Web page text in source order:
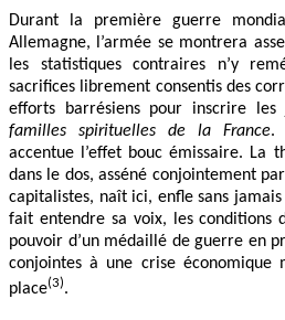
Durant la première guerre
Allemagne, l’armée se montrera
les statistiques contraires n’y
sacrifices librement consentis des
efforts barrésiens pour inscrire les
familles spirituelles de la France.
accentue l’effet bouc émissaire. La
dans le dos, asséné conjointement
capitalistes, naît ici, enfle sans
fait entendre sa voix, les conditions
pouvoir d’un médaillé de guerre en
conjointes à une crise économique
place(3).